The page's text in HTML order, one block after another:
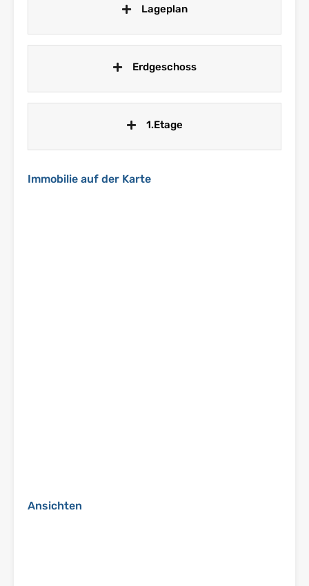
Lageplan
Erdgeschoss
1.Etage
Immobilie auf der Karte
Ansichten